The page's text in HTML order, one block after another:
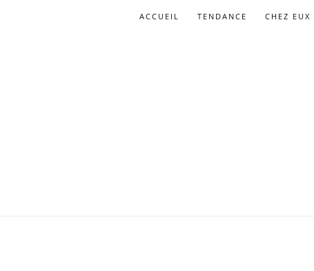
ACCUEIL TENDANCE CHEZ EUX